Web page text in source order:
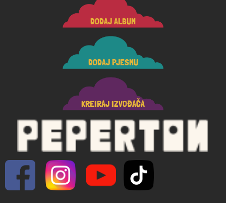
DODAJ ALBUM
DODAJ PJESMU
KREIRAJ IZVOĐAČA